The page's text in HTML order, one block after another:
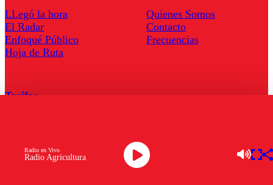
Radio Agricultura
Radio en Vivo
LLegó la hora
El Radar
Enfoqué Público
Hoja de Ruta
Quienes Somos
Contacto
Frecuencias
Tarifas